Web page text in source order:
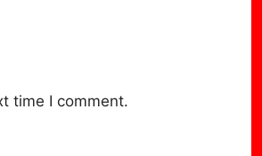
time I comment.